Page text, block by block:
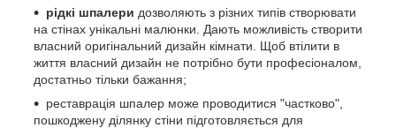
рідкі шпалери дозволяють з різних типів створювати
на стінах унікальні малюнки. Дають можливість створити
власний оригінальний дизайн кімнати. Щоб втілити в
життя власний дизайн не потрібно бути професіоналом,
достатньо тільки бажання;
реставрація шпалер може проводитися "частково",
пошкоджену ділянку стіни підготовляється для